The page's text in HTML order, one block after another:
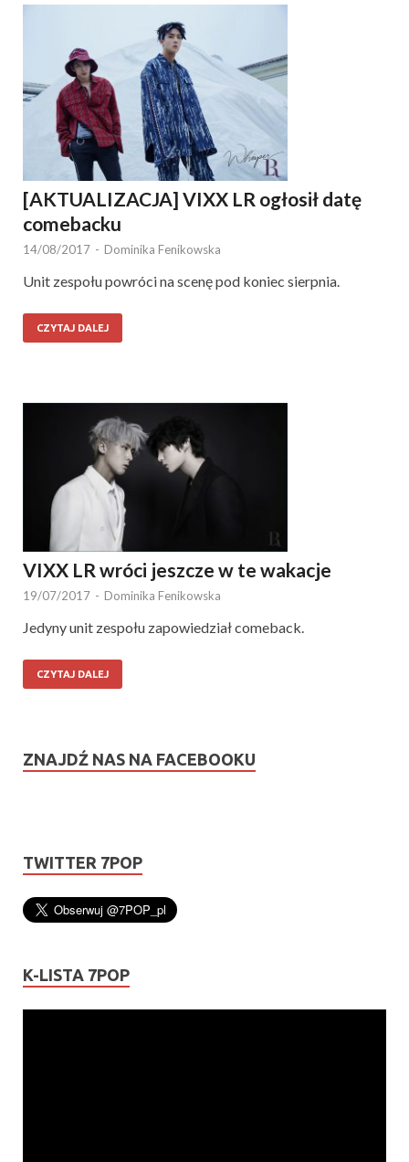
[AKTUALIZACJA] VIXX LR ogłosił datę
comebacku
14/08/2017 - Dominika Fenikowska
Unit zespołu powróci na scenę pod koniec sierpnia.
CZYTAJ DALEJ
VIXX LR wróci jeszcze w te wakacje
19/07/2017 - Dominika Fenikowska
Jedyny unit zespołu zapowiedział comeback.
CZYTAJ DALEJ
ZNAJDŹ NAS NA FACEBOOKU
TWITTER 7POP
K-LISTA 7POP